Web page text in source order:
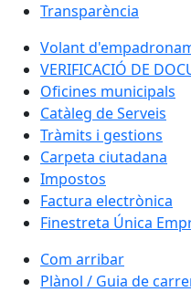
Transparència
Volant
VERIFICACIÓ DE
Oficines municipals
Catàleg de Serveis
Tràmits i gestions
Carpeta ciutadana
Impostos
Factura electrònica
Finestreta Única
Com arribar
Plànol / Guia de